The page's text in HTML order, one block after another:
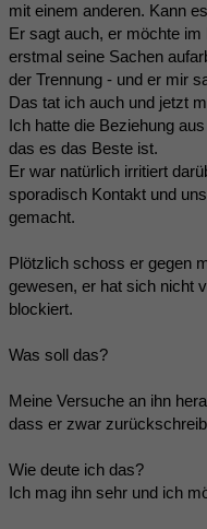
mit einem anderen. Kann
Er sagt auch, er möchte
erstmal seine Sachen
der Trennung - und er mir
Das tat ich auch und jetzt
Ich hatte die Beziehung
das es das Beste ist.
Er war natürlich irritiert
sporadisch Kontakt und
gemacht.
Plötzlich schoss er gegen
gewesen, er hat sich nicht
blockiert.
Was soll das?
Meine Versuche an ihn
dass er zwar
Wie deute ich das?
Ich mag ihn sehr und ich